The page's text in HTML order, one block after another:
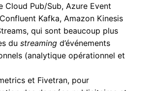
Cloud Pub/Sub, Azure Event
Kafka, Amazon Kinesis
qui sont beaucoup plus
du streaming d’événements
(analytique opérationnel et
et Fivetran, pour